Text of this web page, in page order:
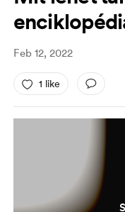
Feb 12, 2022
1 like